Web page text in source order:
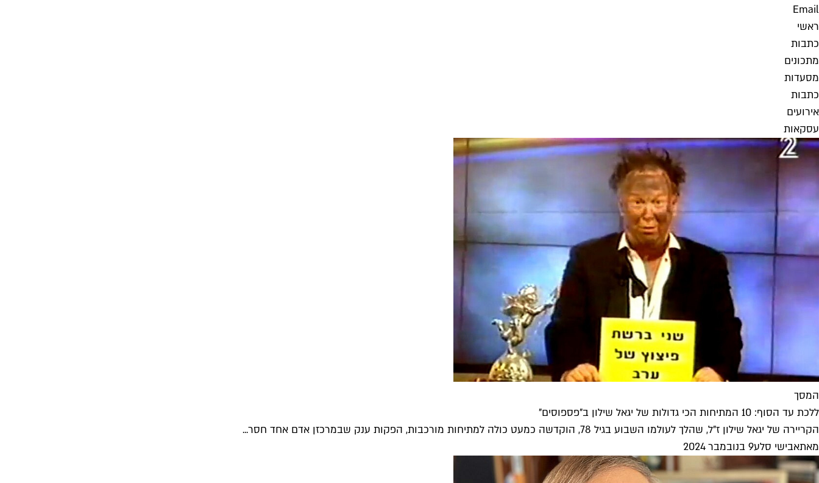
Email
ראשי
כתבות
מתכונים
מסעדות
כתבות
אירועים
עסקאות
המסך
ללכת עד הסוף: 10 המתיחות הכי גדולות של יגאל שילון ב"פספוסים"
הקריירה של יגאל שילון ז"ל, שהלך לעולמו השבוע בגיל 78, הוקדשה כמעט כולה למתיחות מורכבות, הפקות ענק שבמרכזן אדם אחד חסר...
מאתאבישי סלע9 בנובמבר 2024